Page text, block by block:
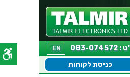
EN
כניסת לקוחות